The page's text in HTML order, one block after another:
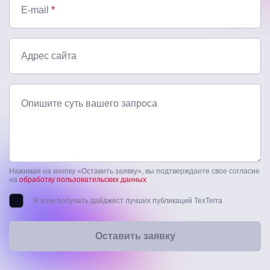
E-mail *
Адрес сайта
Опишите суть вашего запроса
Нажимая на кнопку «Оставить заявку», вы подтверждаете свое согласие
на обработку пользовательских данных
Я хочу получать дайджест лучших публикаций TexTerra
Оставить заявку